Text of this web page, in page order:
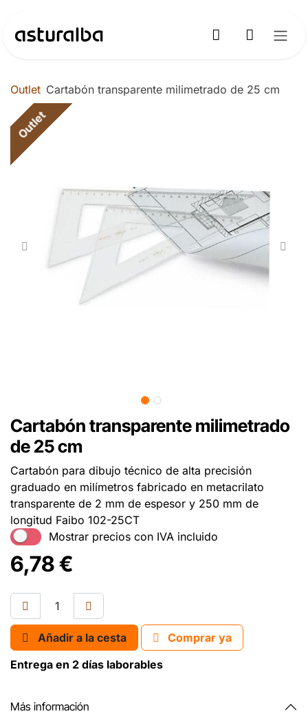
Outlet Cartabón transparente milimetrado de 25 cm
Outlet
Cartabón transparente milimetrado
de 25 cm
Cartabón para dibujo técnico de alta precisión
graduado en milímetros fabricado en metacrilato
transparente de 2 mm de espesor y 250 mm de
longitud Faibo 102-25CT
Mostrar precios con IVA incluido
6,78€
Añadir a la cesta
Comprar ya
Entrega en 2 días laborables
Más información